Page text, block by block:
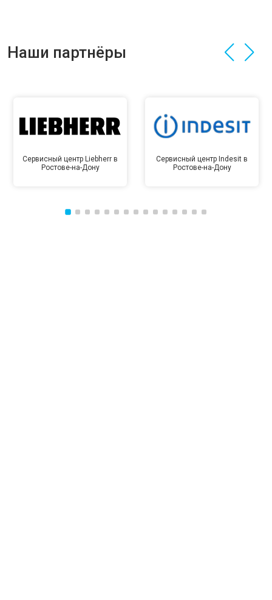
Наши партнёры
Сервисный центр Liebherr в
Ростове-на-Дону
Сервисный центр Indesit в
Ростове-на-Дону